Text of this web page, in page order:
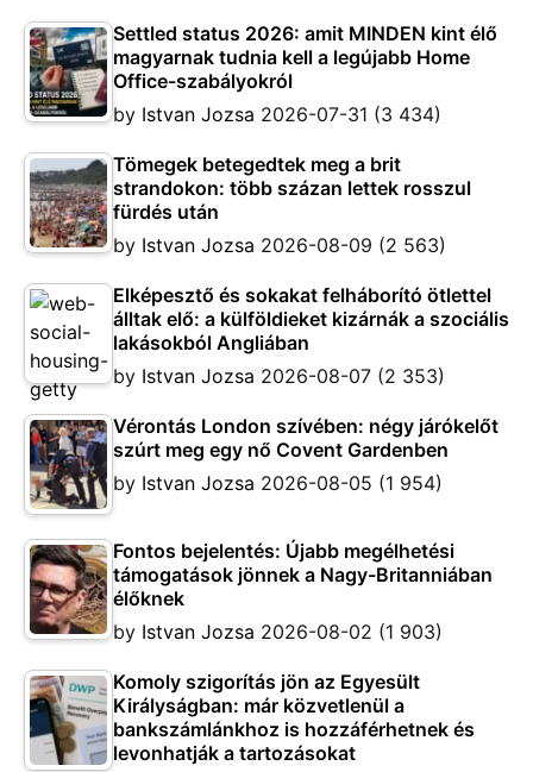
Settled status 2026: amit MINDEN kint élő
magyarnak tudnia kell a legújabb Home
Office-szabályokról
by Istvan Jozsa 2026-07-31 (3 434)
Tömegek betegedtek meg a brit
strandokon: több százan lettek rosszul
fürdés után
by Istvan Jozsa 2026-08-09 (2 563)
Elképesztő és sokakat felháborító ötlettel
álltak elő: a külföldieket kizárnák a szociális
lakásokból Angliában
by Istvan Jozsa 2026-08-07 (2 353)
Vérontás London szívében: négy járókelőt
szúrt meg egy nő Covent Gardenben
by Istvan Jozsa 2026-08-05 (1 954)
Fontos bejelentés: Újabb megélhetési
támogatások jönnek a Nagy-Britanniában
élőknek
by Istvan Jozsa 2026-08-02 (1 903)
Komoly szigorítás jön az Egyesült
Királyságban: már közvetlenül a
bankszámlánkhoz is hozzáférhetnek és
levonhatják a tartozásokat